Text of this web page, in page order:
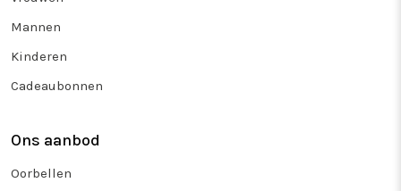
Mannen
Kinderen
Cadeaubonnen
Ons aanbod
Oorbellen